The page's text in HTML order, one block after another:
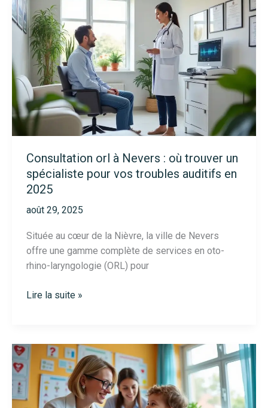
à
poitiers
:
astuces
pour
bien
choisir
son
2025
Consultation orl à Nevers : où trouver un
spécialiste pour vos troubles auditifs en
2025
août 29, 2025
Située au cœur de la Nièvre, la ville de Nevers
offre une gamme complète de services en oto-
rhino-laryngologie (ORL) pour
Consultation
trouver
un
Lire la suite »